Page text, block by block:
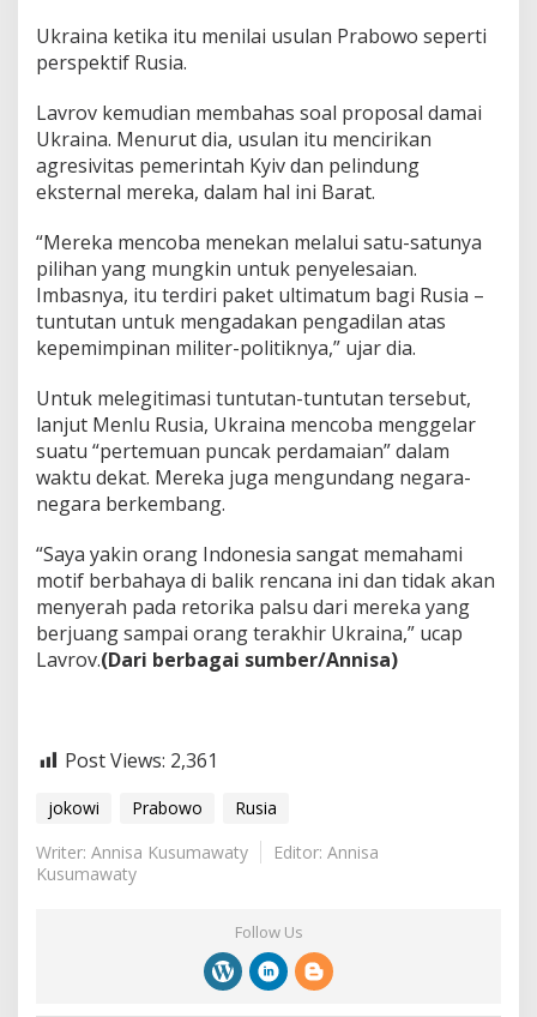
Ukraina ketika itu menilai usulan Prabowo seperti
perspektif Rusia.
Lavrov kemudian membahas soal proposal damai
Ukraina. Menurut dia, usulan itu mencirikan
agresivitas pemerintah Kyiv dan pelindung
eksternal mereka, dalam hal ini Barat.
“Mereka mencoba menekan melalui satu-satunya
pilihan yang mungkin untuk penyelesaian.
Imbasnya, itu terdiri paket ultimatum bagi Rusia –
tuntutan untuk mengadakan pengadilan atas
kepemimpinan militer-politiknya,” ujar dia.
Untuk melegitimasi tuntutan-tuntutan tersebut,
lanjut Menlu Rusia, Ukraina mencoba menggelar
suatu “pertemuan puncak perdamaian” dalam
waktu dekat. Mereka juga mengundang negara-
negara berkembang.
“Saya yakin orang Indonesia sangat memahami
motif berbahaya di balik rencana ini dan tidak akan
menyerah pada retorika palsu dari mereka yang
berjuang sampai orang terakhir Ukraina,” ucap
Lavrov.(Dari berbagai sumber/Annisa)
Post Views: 2,361
jokowi Prabowo
Rusia
Writer: Annisa Kusumawaty
Editor: Annisa
Kusumawaty
Follow Us